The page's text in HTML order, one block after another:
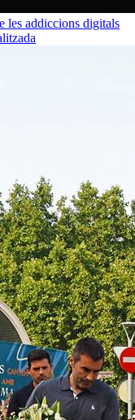
les addiccions digitals